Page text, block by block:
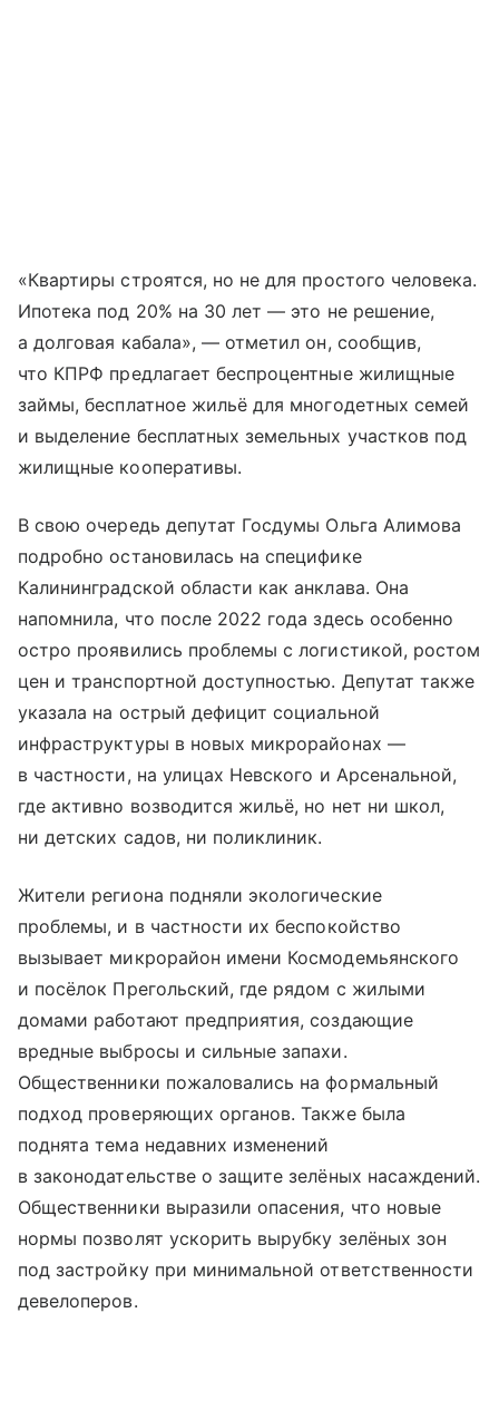
«Квартиры строятся, но не для простого человека.
Ипотека под 20% на 30 лет — это не решение,
а долговая кабала», — отметил он, сообщив,
что КПРФ предлагает беспроцентные жилищные
займы, бесплатное жильё для многодетных семей
и выделение бесплатных земельных участков под
жилищные кооперативы.
В свою очередь депутат Госдумы Ольга Алимова
подробно остановилась на специфике
Калининградской области как анклава. Она
напомнила, что после 2022 года здесь особенно
остро проявились проблемы с логистикой, ростом
цен и транспортной доступностью. Депутат также
указала на острый дефицит социальной
инфраструктуры в новых микрорайонах —
в частности, на улицах Невского и Арсенальной,
где активно возводится жильё, но нет ни школ,
ни детских садов, ни поликлиник.
Жители региона подняли экологические
проблемы, и в частности их беспокойство
вызывает микрорайон имени Космодемьянского
и посёлок Прегольский, где рядом с жилыми
домами работают предприятия, создающие
вредные выбросы и сильные запахи.
Общественники пожаловались на формальный
подход проверяющих органов. Также была
поднята тема недавних изменений
в законодательстве о защите зелёных насаждений.
Общественники выразили опасения, что новые
нормы позволят ускорить вырубку зелёных зон
под застройку при минимальной ответственности
девелоперов.